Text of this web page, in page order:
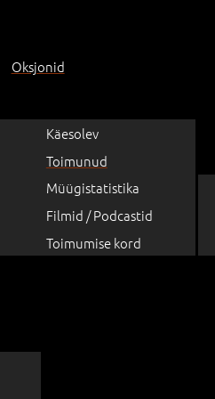
Oksjonid
Käesolev
Toimunud
Müügistatistika
Filmid / Podcastid
Toimumise kord